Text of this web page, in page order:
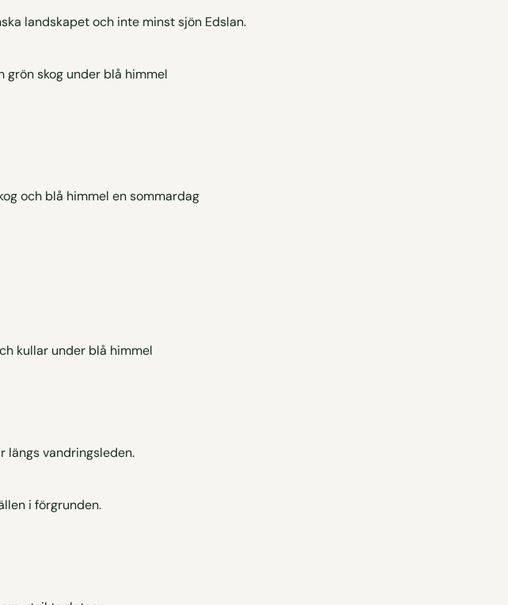
landskapet och inte minst sjön Edslan.
längs vandringsleden.